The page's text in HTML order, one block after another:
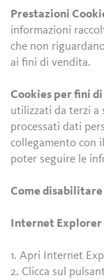
Prestazioni
informazioni
che non
ai fini di vendita.
Cookies per fini
utilizzati da terzi a
processati dati
collegamento con
poter seguire le
Come
Internet Explorer
1. Apri Internet
2. Clicca sul